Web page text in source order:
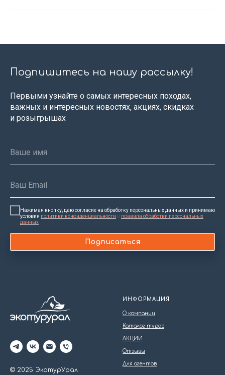
Подпишитесь на нашу рассылку!
Первыми узнайте о самых интересных походах,
важных и интересных новостях, акциях, скидках
и розыгрышах
Нажимая кнопку, даю согласие на обработку персональных данных и принимаю
условия политики конфиденциальности и правила обработки персональных
данных
Подписаться
© 2025 ЭкотурУрал
ИНФОРМАЦИЯ
О компании
Каталог туров
АКЦИИ
Отзывы
Для агентов